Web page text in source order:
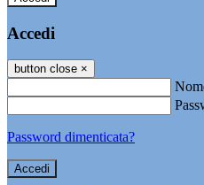
Accedi
button close ×
Password dimenticata?